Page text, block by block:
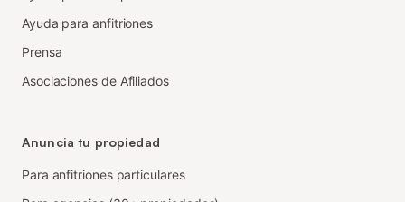
Ayuda para anfitriones
Prensa
Asociaciones de Afiliados
Anuncia tu propiedad
Para anfitriones particulares